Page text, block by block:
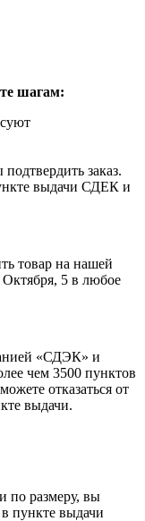
шагам:
заказ.
выдачи СДЕК и
товар на нашей
Октября, 5 в любое
«СДЭК» и
чем 3500 пунктов
отказаться от
выдачи.
по размеру, вы
пункте выдачи